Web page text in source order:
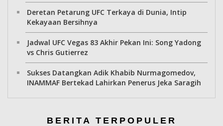
Deretan Petarung UFC Terkaya di Dunia, Intip
Kekayaan Bersihnya
Jadwal UFC Vegas 83 Akhir Pekan Ini: Song Yadong
vs Chris Gutierrez
Sukses Datangkan Adik Khabib Nurmagomedov,
INAMMAF Bertekad Lahirkan Penerus Jeka Saragih
BERITA TERPOPULER